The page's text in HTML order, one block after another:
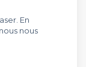
En
nous